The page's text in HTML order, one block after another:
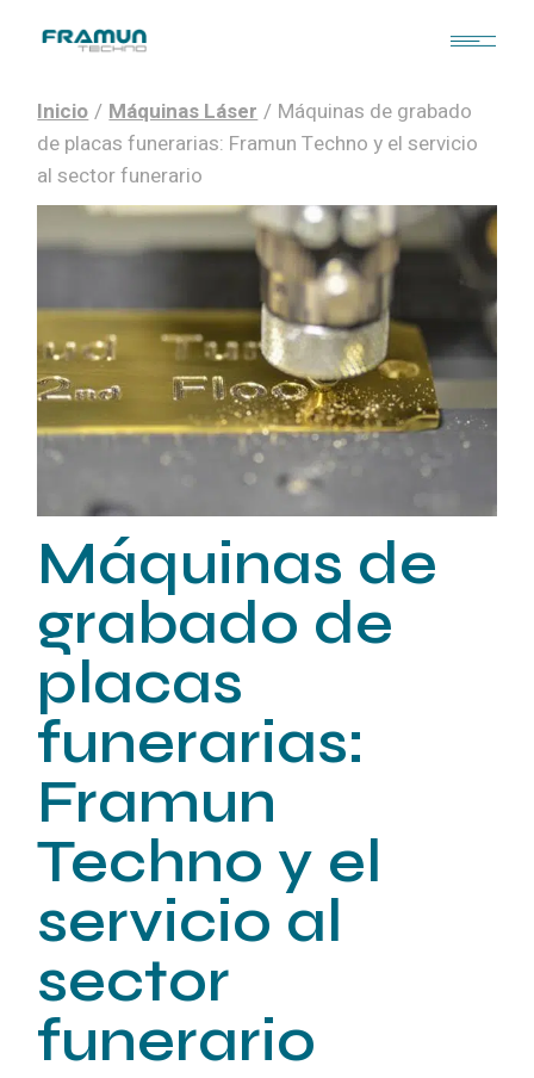
Inicio Máquinas Láser
Máquinas de grabado
de placas funerarias: Framun Techno y el servicio
al sector funerario
Máquinas de
grabado de
placas
funerarias:
Framun
Techno y el
servicio al
sector
funerario